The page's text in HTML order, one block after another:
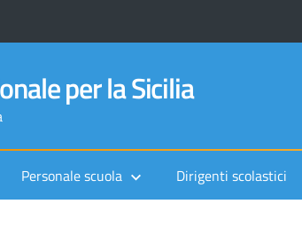
per la Sicilia
Personale scuola Dirigenti scolastici